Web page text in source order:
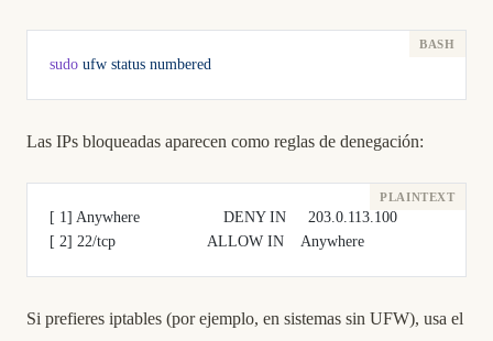
sudo ufw status numbered
Las IPs bloqueadas aparecen como reglas de denegación:
[ 1] Anywhere                   DENY IN     203.0.113.100
[ 2] 22/tcp                     ALLOW IN    Anywhere
Si prefieres iptables (por ejemplo, en sistemas sin UFW), usa el